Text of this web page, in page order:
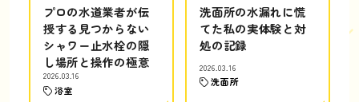
プロの水道業者が伝
授する見つからない
シャワー止水栓の隠
し場所と操作の極意
2026.03.16
浴室
洗面所の水漏れに慌
てた私の実体験と対
処の記録
2026.03.16
洗面所